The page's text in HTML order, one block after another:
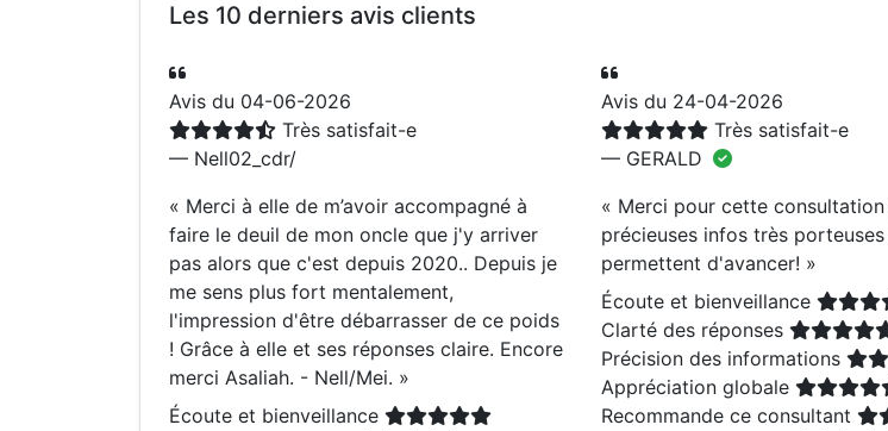
Les 10 derniers avis clients
Avis du 04-06-2026
Très satisfait-e
— Nell02_cdr/
« Merci à elle de m’avoir accompagné à
faire le deuil de mon oncle que j'y arriver
pas alors que c'est depuis 2020.. Depuis je
me sens plus fort mentalement,
l'impression d'être débarrasser de ce poids
! Grâce à elle et ses réponses claire. Encore
merci Asaliah. - Nell/Mei. »
Écoute et bienveillance
Avis du 24-04-2026
Très satisfait-e
— GERALD
« Merci pour cette
précieuses infos très
permettent d'avancer! »
Écoute et bienveillance
Clarté des réponses
Précision des informations
Appréciation globale
Recommande ce consultant